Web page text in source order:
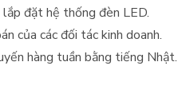
đặt hệ thống đèn LED.
của các đối tác kinh doanh.
hàng tuần bằng tiếng Nhật.